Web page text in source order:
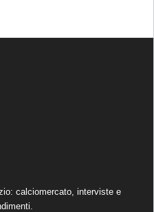
calciomercato, interviste e